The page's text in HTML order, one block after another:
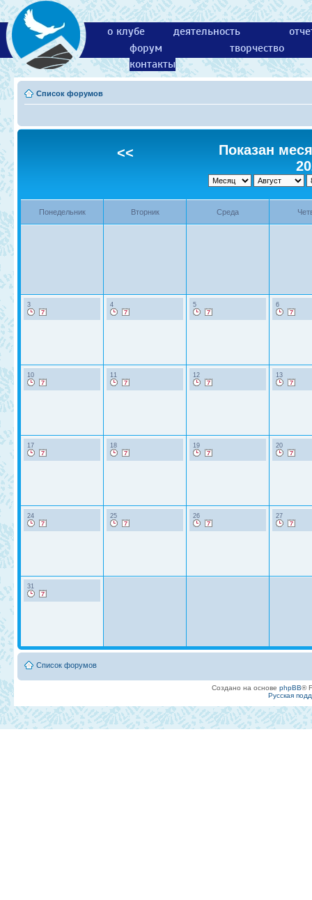
о клубе деятельность
форум
творчество
контакты
Список форумов
<<
Показан
Понедельник Вторник Среда
3 4 5 6
10 11 12 13
17 18 19 20
24 25 26 27
31
Список форумов
Создано на основе phpBB®
Русская